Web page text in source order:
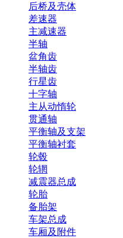
后桥及壳体
差速器
主减速器
半轴
盆角齿
半轴齿
行星齿
十字轴
主从动惰轮
贯通轴
平衡轴及支架
平衡轴衬套
轮毂
轮辋
减震器总成
轮胎
备胎架
车架总成
车厢及附件